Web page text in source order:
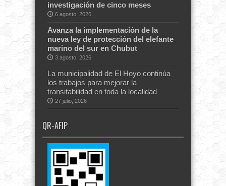
investigación de cinco meses
6 agosto, 2026
Avanza la implementación de la
nueva ley de protección del elefante
marino del sur en Chubut
3 agosto, 2026
La municipalidad de El Hoyo continúa
los trabajos para mejorar la
transitabilidad en toda la localidad
27 julio, 2026
QR-AFIP